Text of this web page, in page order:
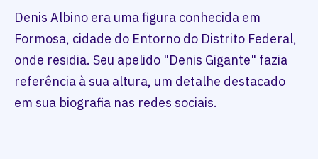
Denis Albino era uma figura conhecida em
Formosa, cidade do Entorno do Distrito Federal,
onde residia. Seu apelido "Denis Gigante" fazia
referência à sua altura, um detalhe destacado
em sua biografia nas redes sociais.